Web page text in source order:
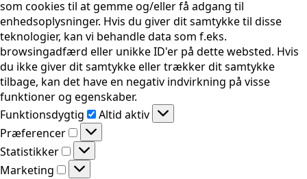
som cookies til at gemme og/eller få adgang til
enhedsoplysninger. Hvis du giver dit samtykke til disse
teknologier, kan vi behandle data som f.eks.
browsingadfærd eller unikke ID'er på dette websted. Hvis
du ikke giver dit samtykke eller trækker dit samtykke
tilbage, kan det have en negativ indvirkning på visse
funktioner og egenskaber.
Funktionsdygtig
Funktionsdygtig
Altid aktiv
Præferencer
Præferencer
Statistikker
Statistikker
Marketing
Marketing